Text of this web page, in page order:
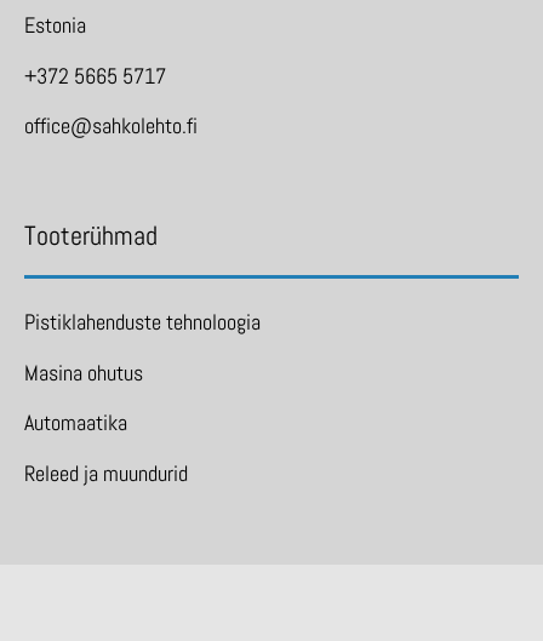
Estonia
+372 5665 5717
office@sahkolehto.fi
Tooterühmad
Pistiklahenduste tehnoloogia
Masina ohutus
Automaatika
Releed ja muundurid